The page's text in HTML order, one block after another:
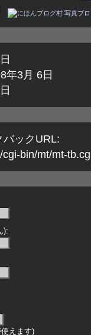
3月 6日
バックURL:
bin/mt/mt-
):
えます)